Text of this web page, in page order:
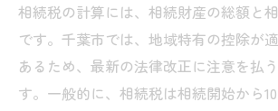
相続税の計算には、相続財産の総額と
です。千葉市では、地域特有の控除が
あるため、最新の法律改正に注意を払
す。一般的に、相続税は相続開始から